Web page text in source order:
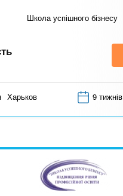
Школа успішного бізнесу
Харьков 9 тижнів